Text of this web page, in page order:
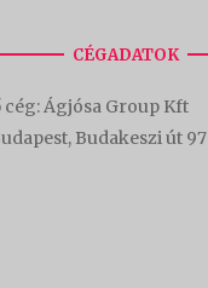
CÉGADATOK
cég: Ágjósa Group Kft
Budakeszi út 97